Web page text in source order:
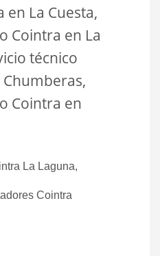
en La Cuesta,
Cointra en La
técnico
Cointra en
La Laguna,
Cointra